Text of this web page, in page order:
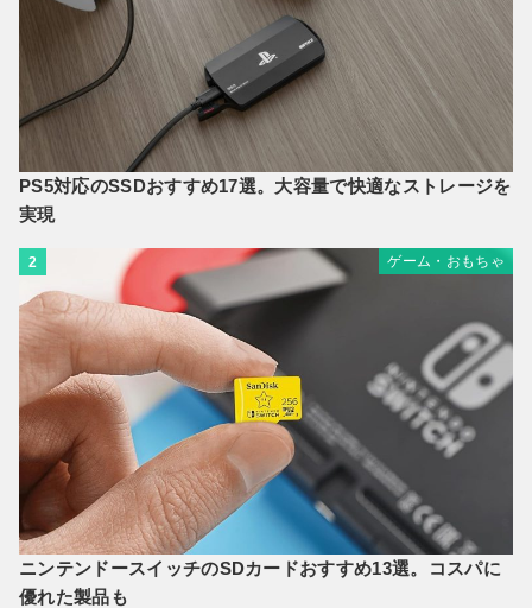
PS5対応のSSDおすすめ17選。大容量で快適なストレージを
実現
2 ゲーム・おもちゃ
ニンテンドースイッチのSDカードおすすめ13選。コスパに
優れた製品も